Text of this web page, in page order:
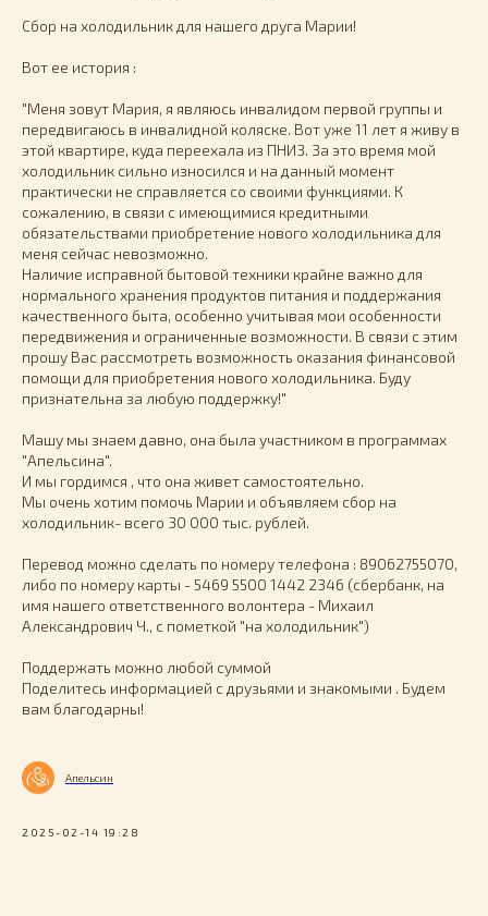
Сбор на холодильник для нашего друга Марии!
Вот ее история :
"Меня зовут Мария, я являюсь инвалидом первой группы и
передвигаюсь в инвалидной коляске. Вот уже 11 лет я живу в
этой квартире, куда переехала из ПНИ3. За это время мой
холодильник сильно износился и на данный момент
практически не справляется со своими функциями. К
сожалению, в связи с имеющимися кредитными
обязательствами приобретение нового холодильника для
меня сейчас невозможно.
Наличие исправной бытовой техники крайне важно для
нормального хранения продуктов питания и поддержания
качественного быта, особенно учитывая мои особенности
передвижения и ограниченные возможности. В связи с этим
прошу Вас рассмотреть возможность оказания финансовой
помощи для приобретения нового холодильника. Буду
признательна за любую поддержку!"
Машу мы знаем давно, она была участником в программах
"Апельсина".
И мы гордимся , что она живет самостоятельно.
Мы очень хотим помочь Марии и объявляем сбор на
холодильник- всего 30 000 тыс. рублей.
Перевод можно сделать по номеру телефона : 89062755070,
либо по номеру карты - 5469 5500 1442 2346 (сбербанк, на
имя нашего ответственного волонтера - Михаил
Александрович Ч., с пометкой "на холодильник")
Поддержать можно любой суммой
Поделитесь информацией с друзьями и знакомыми . Будем
вам благодарны!
Апельсин
2025-02-14 19:28